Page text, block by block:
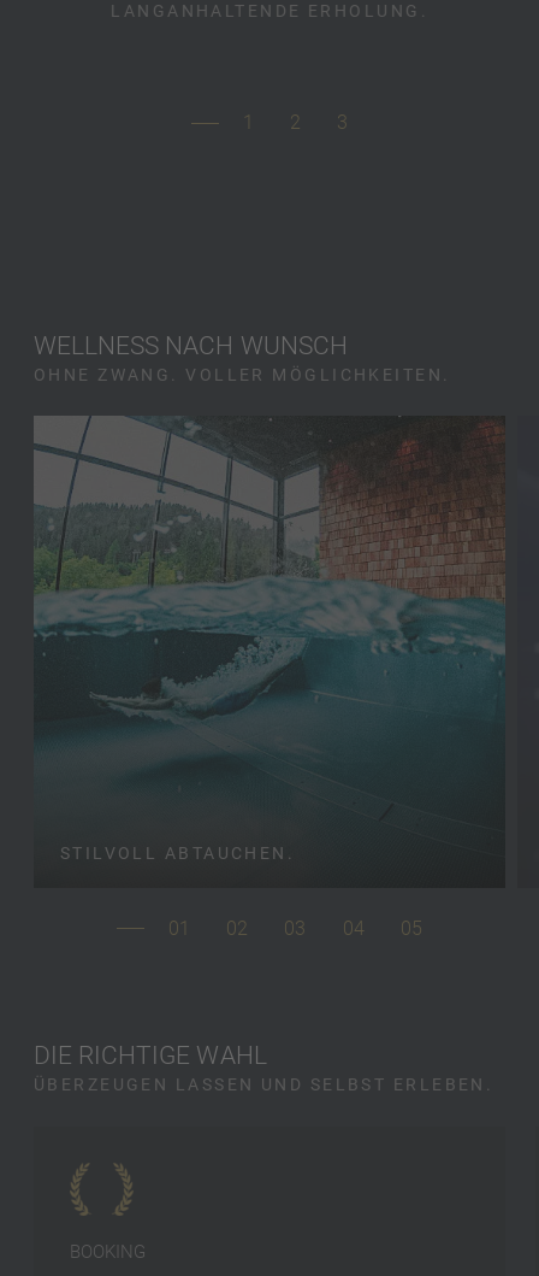
LANGANHALTENDE ERHOLUNG.
1 2 3
WELLNESS NACH WUNSCH
OHNE ZWANG. VOLLER MÖGLICHKEITEN.
STILVOLL ABTAUCHEN.
01 02 03 04 05
DIE RICHTIGE WAHL
ÜBERZEUGEN LASSEN UND SELBST ERLEBEN.
BOOKING